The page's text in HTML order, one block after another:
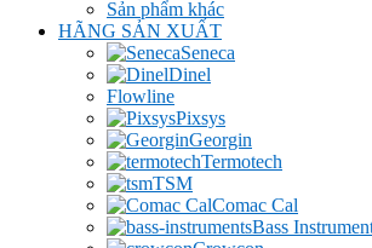
Sản phẩm khác
HÃNG SẢN XUẤT
Seneca
Dinel
Flowline
Pixsys
Georgin
Termotech
TSM
Comac Cal
Bass